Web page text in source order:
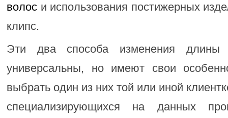
волос и использования постижерных
клипс.
Эти два способа изменения длины
универсальны, но имеют свои
выбрать один из них той или иной
специализирующихся на данных